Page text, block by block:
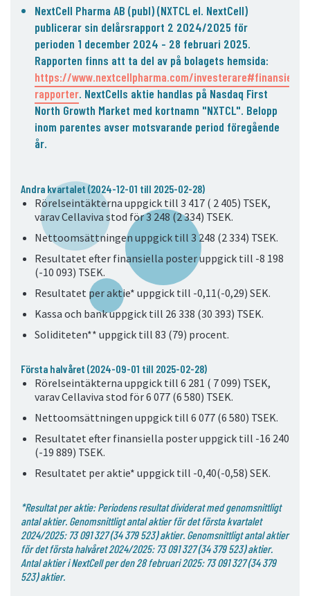
Kontaktinformation
Prenumerera
NextCell Pharma AB (publ) (NXTCL el. NextCell)
publicerar sin delårsrapport 2 2024/2025 för
perioden 1 december 2024 - 28 februari 2025.
Rapporten finns att ta del av på bolagets hemsida:
https://www.nextcellpharma.com/investerare#finansiella-
rapporter. NextCells aktie handlas på Nasdaq First
North Growth Market med kortnamn "NXTCL". Belopp
inom parentes avser motsvarande period föregående
år.
Andra kvartalet (2024-12-01 till 2025-02-28)
Rörelseintäkterna uppgick till 3 417 ( 2 405) TSEK,
varav Cellaviva stod för 3 248 (2 334) TSEK.
Nettoomsättningen uppgick till 3 248 (2 334) TSEK.
Resultatet efter finansiella poster uppgick till -8 198
(-10 093) TSEK.
Resultatet per aktie* uppgick till -0,11(-0,29) SEK.
Kassa och bank uppgick till 26 338 (30 393) TSEK.
Soliditeten** uppgick till 83 (79) procent.
Första halvåret (2024-09-01 till 2025-02-28)
Rörelseintäkterna uppgick till 6 281 ( 7 099) TSEK,
varav Cellaviva stod för 6 077 (6 580) TSEK.
Nettoomsättningen uppgick till 6 077 (6 580) TSEK.
Resultatet efter finansiella poster uppgick till -16 240
(-19 889) TSEK.
Resultatet per aktie* uppgick till -0,40(-0,58) SEK.
*Resultat per aktie: Periodens resultat dividerat med ge­nomsnittligt
antal aktier. Genomsnittligt antal aktier för det första kvartalet
2024/2025: 73 091 327 (34 379 523) aktier. Genomsnittligt antal aktier
för det första halvåret 2024/2025: 73 091 327 (34 379 523) aktier.
Antal aktier i NextCell per den 28 februari 2025: 73 091 327 (34 379
523) aktier.